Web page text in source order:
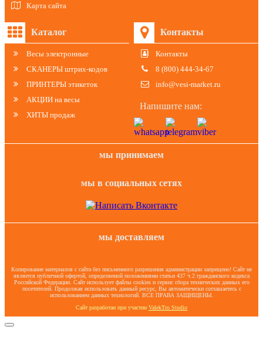
Карта сайта
Каталог
Весы электронные
СКАНЕРЫ штрих-кодов
ПРИНТЕРЫ этикеток
АКЦИИ на весы
ХИТЫ продаж
Контакты
Контакты
8 (800) 444-34-67
info@vesi-market.ru
Напишите нам:
мы принимаем
мы в социальных сетях
мы доставляем
Копирование материалов с сайта без письменного разрешения администрации запрещено! Сайт не
является публичной офертой, определяемой положениями статьи 437 ч.2 гражданского кодекса
Российской Федерации. Сайт использует файлы cookies и сервис сбора технических данных его
посетителей. Продолжая использовать данный ресурс, Вы автоматически соглашаетесь с
использованием данных технологий. ВСЕ ПРАВА ЗАЩИЩЕНЫ.
Сайт разработан при участии ValekTro Studio